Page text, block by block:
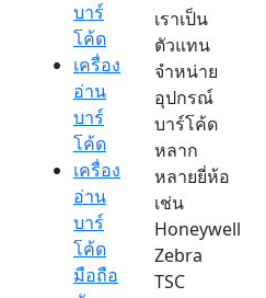
บาร์
โค้ด
เครื่อง
อ่าน
บาร์
โค้ด
เครื่อง
อ่าน
บาร์
โค้ด
มือถือ
เราเป็น
ตัวแทน
จำหน่าย
อุปกรณ์
บาร์โค้ด
หลาก
หลายยี่ห้อ
เช่น
Honeywell
Zebra
TSC